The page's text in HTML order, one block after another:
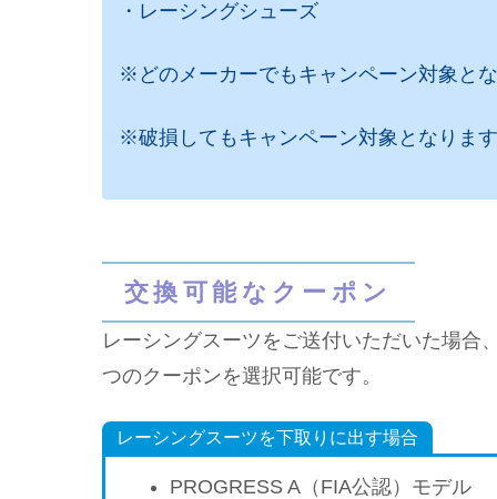
・レーシングシューズ
※どのメーカーでもキャンペーン対象と
※破損してもキャンペーン対象となりま
交換可能なクーポン
レーシングスーツをご送付いただいた場合
つのクーポンを選択可能です。
レーシングスーツを下取りに出す場合
PROGRESS A（FIA公認）モデル